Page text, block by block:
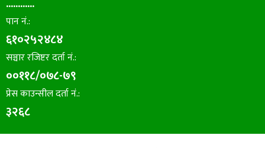
पान नं.:
६१०२५२४८४
सञ्चार रजिष्टर दर्ता नं.:
००११८/०७८-७९
प्रेस काउन्सील दर्ता नं.:
३२६८